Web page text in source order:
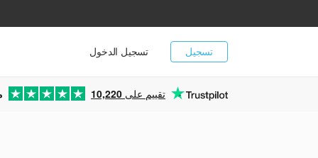
تسجيل تسجيل الدخول
10,220 تقييم على